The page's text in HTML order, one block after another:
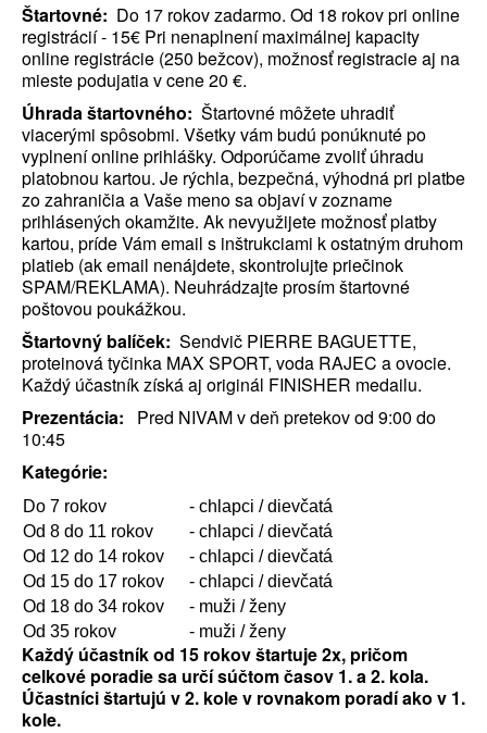
Štartovné: Do 17 rokov zadarmo. Od 18 rokov pri online
registrácií - 15€ Pri nenaplnení maximálnej kapacity
online registrácie (250 bežcov), možnosť registracie aj na
mieste podujatia v cene 20 €.
Úhrada štartovného: Štartovné môžete uhradiť
viacerými spôsobmi. Všetky vám budú ponúknuté po
vyplnení online prihlášky. Odporúčame zvoliť úhradu
platobnou kartou. Je rýchla, bezpečná, výhodná pri platbe
zo zahraničia a Vaše meno sa objaví v zozname
prihlásených okamžite. Ak nevyužijete možnosť platby
kartou, príde Vám email s inštrukciami k ostatným druhom
platieb (ak email nenájdete, skontrolujte priečinok
SPAM/REKLAMA). Neuhrádzajte prosím štartovné
poštovou poukážkou.
Štartovný balíček: Sendvič PIERRE BAGUETTE,
proteinová tyčinka MAX SPORT, voda RAJEC a ovocie.
Každý účastník získá aj originál FINISHER medailu.
Prezentácia: Pred NIVAM v deň pretekov od 9:00 do
10:45
Kategórie:
Do 7 rokov
- chlapci / dievčatá
Od 8 do 11 rokov
- chlapci / dievčatá
Od 12 do 14 rokov
- chlapci / dievčatá
Od 15 do 17 rokov
- chlapci / dievčatá
Od 18 do 34 rokov
- muži / ženy
Od 35 rokov
- muži / ženy
Každý účastník od 15 rokov štartuje 2x, pričom
celkové poradie sa určí súčtom časov 1. a 2. kola.
Účastníci štartujú v 2. kole v rovnakom poradí ako v 1.
kole.